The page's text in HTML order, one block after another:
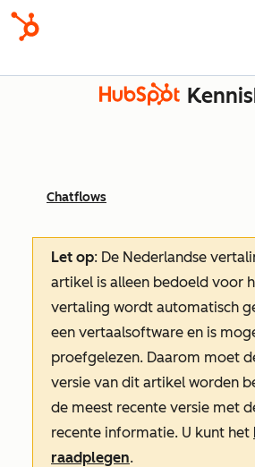
Chatflows
Let op: De Nederlandse
artikel is alleen bedoeld voor
vertaling wordt automatisch
een vertaalsoftware en is
proefgelezen. Daarom moet
versie van dit artikel worden
de meest recente versie met
recente informatie. U kunt het
raadplegen.